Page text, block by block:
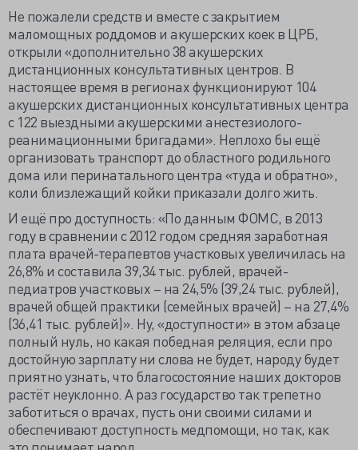
Не пожалели средств и вместе с закрытием
маломощных роддомов и акушерских коек в ЦРБ,
открыли «дополнительно 38 акушерских
дистанционных консультативных центров. В
настоящее время в регионах функционируют 104
акушерских дистанционных консультативных центра
с 122 выездными акушерскими анестезиолого-
реанимационными бригадами». Неплохо бы ещё
организовать транспорт до областного родильного
дома или перинатального центра «туда и обратно»,
коли близлежащий койки приказали долго жить.
И ещё про доступность: «По данным ФОМС, в 2013
году в сравнении с 2012 годом средняя заработная
плата врачей-терапевтов участковых увеличилась на
26,8% и составила 39,34 тыс. рублей, врачей-
педиатров участковых – на 24,5% (39,24 тыс. рублей),
врачей общей практики (семейных врачей) – на 27,4%
(36,41 тыс. рублей)». Ну, «доступности» в этом абзаце
полный нуль, но какая победная реляция, если про
достойную зарплату ни слова не будет, народу будет
приятно узнать, что благосостояние наших докторов
растёт неуклонно. А раз государство так трепетно
заботиться о врачах, пусть они своими силами и
обеспечивают доступность медпомощи, но так, как